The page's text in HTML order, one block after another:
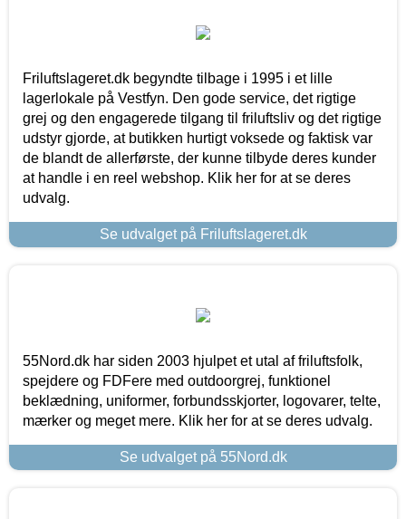
Friluftslageret.dk begyndte tilbage i 1995 i et lille
lagerlokale på Vestfyn. Den gode service, det rigtige
grej og den engagerede tilgang til friluftsliv og det rigtige
udstyr gjorde, at butikken hurtigt voksede og faktisk var
de blandt de allerførste, der kunne tilbyde deres kunder
at handle i en reel webshop. Klik her for at se deres
udvalg.
Se udvalget på Friluftslageret.dk
55Nord.dk har siden 2003 hjulpet et utal af friluftsfolk,
spejdere og FDFere med outdoorgrej, funktionel
beklædning, uniformer, forbundsskjorter, logovarer, telte,
mærker og meget mere. Klik her for at se deres udvalg.
Se udvalget på 55Nord.dk